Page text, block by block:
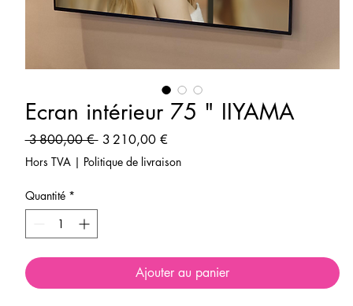
Ecran intérieur 75 " IIYAMA
3 800,00 € Prix
original
3 210,00 €Prix
Hors TVA| Politique de livraison
Quantité *
Ajouter au panier